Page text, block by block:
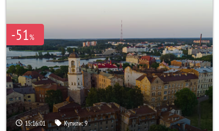
-51%
15:16:00 Купили:9